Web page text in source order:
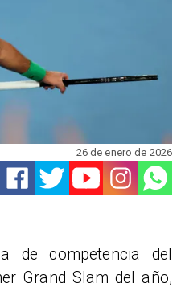
26 de enero de 2026
de competencia del
Grand Slam del año,